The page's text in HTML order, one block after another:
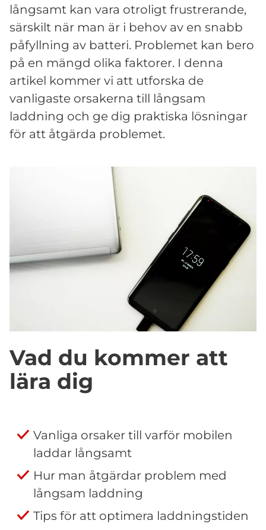
långsamt kan vara otroligt frustrerande,
särskilt när man är i behov av en snabb
påfyllning av batteri. Problemet kan bero
på en mängd olika faktorer. I denna
artikel kommer vi att utforska de
vanligaste orsakerna till långsam
laddning och ge dig praktiska lösningar
för att åtgärda problemet.
Vad du kommer att
lära dig
Vanliga orsaker till varför mobilen
laddar långsamt
Hur man åtgärdar problem med
långsam laddning
Tips för att optimera laddningstiden